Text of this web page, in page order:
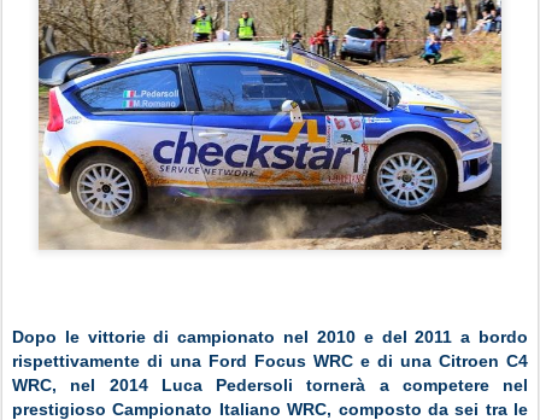
Dopo le vittorie di campionato nel 2010 e del 2011 a bordo
rispettivamente di una Ford Focus WRC e di una Citroen C4
WRC, nel 2014 Luca Pedersoli tornerà a competere nel
prestigioso Campionato Italiano WRC, composto da sei tra le